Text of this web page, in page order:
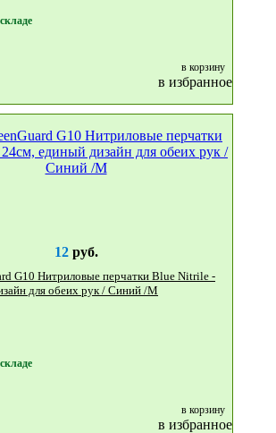
в корзину
в избранное
12руб.
для обеих рук / Синий /М
в корзину
в избранное